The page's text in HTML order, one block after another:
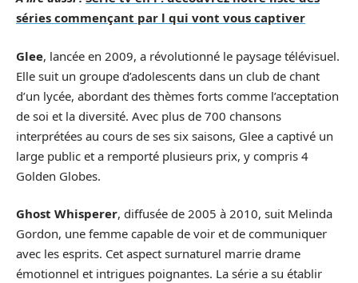
séries commençant par l qui vont vous captiver
Glee, lancée en 2009, a révolutionné le paysage télévisuel.
Elle suit un groupe d’adolescents dans un club de chant
d’un lycée, abordant des thèmes forts comme l’acceptation
de soi et la diversité. Avec plus de 700 chansons
interprétées au cours de ses six saisons, Glee a captivé un
large public et a remporté plusieurs prix, y compris 4
Golden Globes.
Ghost Whisperer, diffusée de 2005 à 2010, suit Melinda
Gordon, une femme capable de voir et de communiquer
avec les esprits. Cet aspect surnaturel marrie drame
émotionnel et intrigues poignantes. La série a su établir